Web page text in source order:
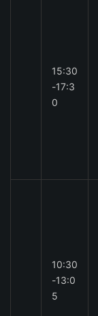
15:30
-17:3
0
10:30
-13:0
5